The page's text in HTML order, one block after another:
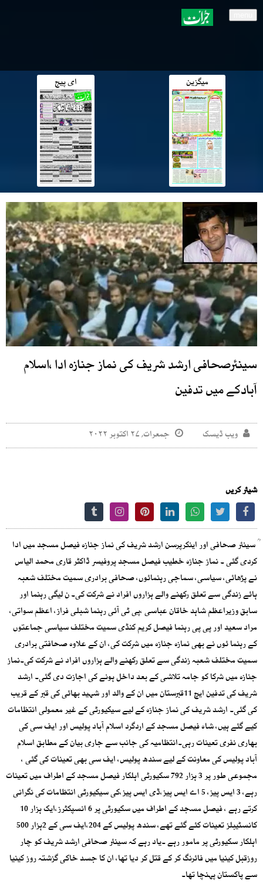
میگزین ای پیج
سینئرصحافی ارشد شریف کی نماز جنازہ ادا ،اسلام
آبادکے میں تدفین
ویب ڈیسک جمعرات, ۲۷ اکتوبر ۲۰۲۲
شیئر کریں
ؒ سینئر صحافی اور اینکرپرسن ارشد شریف کی نماز جنازہ فیصل مسجد میں ادا
کردی گئی ۔ نماز جنازہ خطیب فیصل مسجد پروفیسر ڈاکٹر قاری محمد الیاس
نے پڑھائی، سیاسی، سماجی رہنمائوں، صحافی برادری سمیت مختلف شعبہ
ہائے زندگی سے تعلق رکھنے والے ہزاروں افراد نے شرکت کی۔ ن لیگی رہنما اور
سابق وزیراعظم شاہد خاقان عباسی ،پی ٹی آئی رہنما شبلی فراز، اعظم سواتی،
مراد سعید اور پی پی رہنما فیصل کریم کنڈی سمیت مختلف سیاسی جماعتوں
کے رہنما ئوں نے بھی نمازہ جنازہ میں شرکت کی، ان کے علاوہ صحافتی برادری
سمیت مختلف شعبہ زندگی سے تعلق رکھنے والے ہزاروں افراد نے شرکت کی۔نماز
جنازہ میں شرکا کو جامہ تلاشی کے بعد داخل ہونے کی اجازت دی گئی۔ ارشد
شریف کی تدفین ایچ 11قبرستان میں ان کے والد اور شہید بھائی کی قبر کے قریب
کی گئی۔ ارشد شریف کی نماز جنازہ کے لیے سیکیورٹی کے غیر معمولی انتظامات
کیے گئے ہیں، شاہ فیصل مسجد کے اردگرد اسلام آباد پولیس اور ایف سی کی
بھاری نفری تعینات رہی۔انتظامیہ کی جانب سے جاری بیان کے مطابق اسلام
آباد پولیس کی معاونت کے لیے سندھ پولیس، ایف سی بھی تعینات کی گئی ،
مجموعی طور پر 3 ہزار 792 سکیورٹی اہلکار فیصل مسجد کے اطراف میں تعینات
رہے، 3 ایس پیز، 5 اے ایس پیز،ڈی ایس پیز،کی سیکیورٹی انتظامات کی نگرانی
کرتے رہے ، فیصل مسجد کے اطراف میں سکیورٹی پر 6 انسپکٹرز،ایک ہزار 10
کانسٹیبلز تعینات کئے گئے تھے، سندھ پولیس کے 204،ایف سی کے 2ہزار 500
اہلکار سکیورٹی پر مامور رہے ۔یاد رہے کہ سینئر صحافی ارشد شریف کو چار
روزقبل کینیا میں فائرنگ کر کے قتل کر دیا تھا، ان کا جسد خاکی گزشتہ روز کینیا
سے پاکستان پہنچا تھا۔